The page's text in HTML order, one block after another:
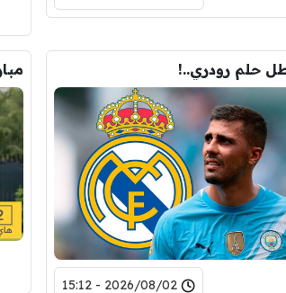
حلم رودري..!
2026/08/02 - 15:12